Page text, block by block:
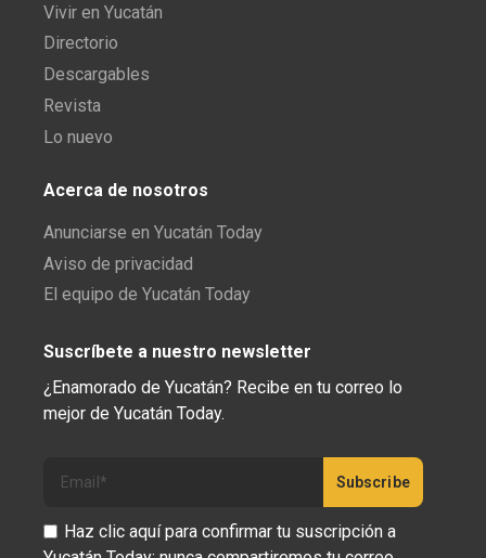
Vivir en Yucatán
Directorio
Descargables
Revista
Lo nuevo
Acerca de nosotros
Anunciarse en Yucatán Today
Aviso de privacidad
El equipo de Yucatán Today
Suscríbete a nuestro newsletter
¿Enamorado de Yucatán? Recibe en tu correo lo
mejor de Yucatán Today.
Haz clic aquí para confirmar tu suscripción a